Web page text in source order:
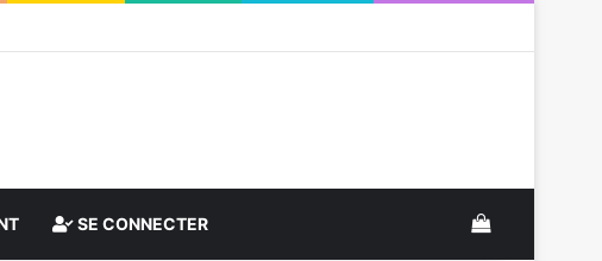
SE CONNECTER View your